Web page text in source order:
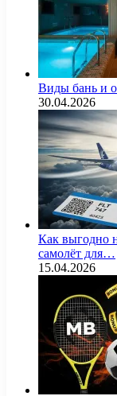
Виды бань и
30.04.2026
Как выгодно
самолёт для…
15.04.2026